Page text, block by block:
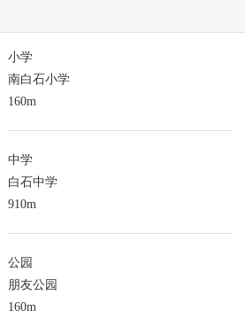
小学
南白石小学
160m
中学
白石中学
910m
公园
朋友公园
160m